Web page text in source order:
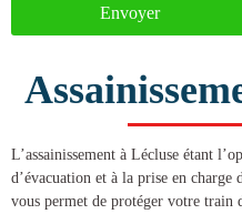
Envoyer
L’assainissement à Lécluse étant
d’évacuation et à la prise en charge
vous permet de protéger votre train